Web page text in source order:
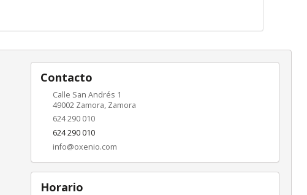
Contacto
Calle San Andrés 1
49002 Zamora, Zamora
624 290 010
624 290 010
info@oxenio.com
Horario